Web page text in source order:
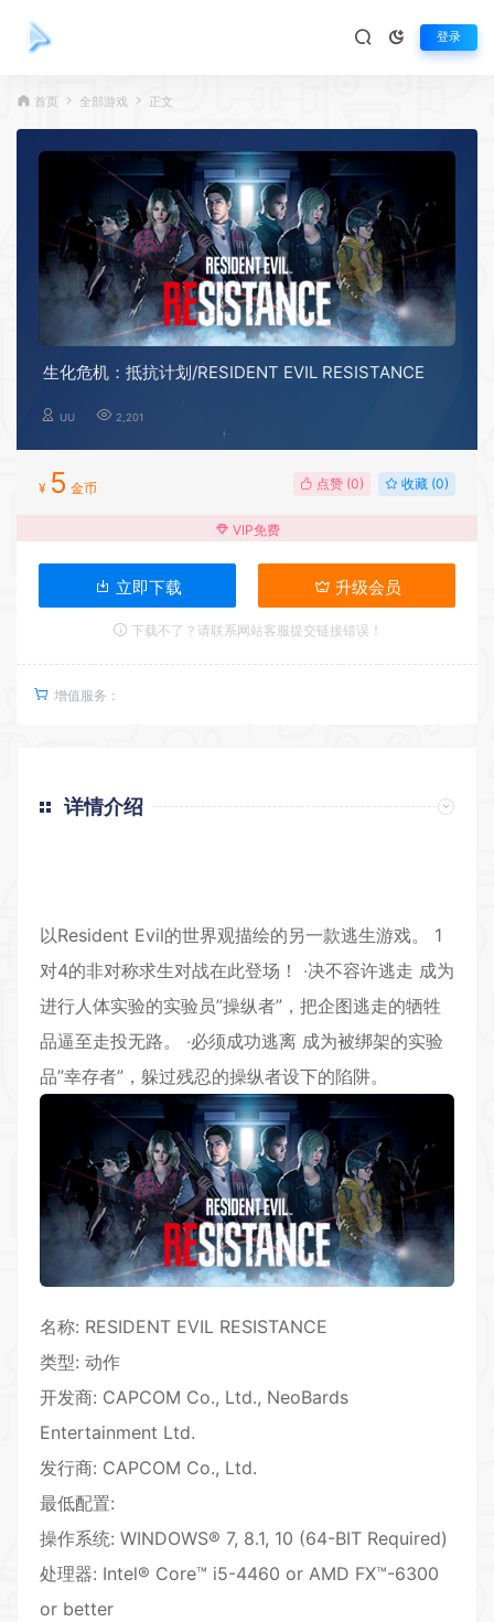
登录
首页 全部游戏 正文
生化危机：抵抗计划/RESIDENT EVIL RESISTANCE
UU 2,201
¥ 5 金币 点赞 (0) 收藏 (0)
VIP免费
立即下载 升级会员
下载不了？请联系网站客服提交链接错误！
增值服务：
详情介绍
以Resident Evil的世界观描绘的另一款逃生游戏。 1
对4的非对称求生对战在此登场！ ‧决不容许逃走 成为
进行人体实验的实验员”操纵者”，把企图逃走的牺牲
品逼至走投无路。 ‧必须成功逃离 成为被绑架的实验
品”幸存者”，躲过残忍的操纵者设下的陷阱。
名称: RESIDENT EVIL RESISTANCE
类型: 动作
开发商: CAPCOM Co., Ltd., NeoBards
Entertainment Ltd.
发行商: CAPCOM Co., Ltd.
最低配置:
操作系统: WINDOWS® 7, 8.1, 10 (64-BIT Required)
处理器: Intel® Core™ i5-4460 or AMD FX™-6300
or better